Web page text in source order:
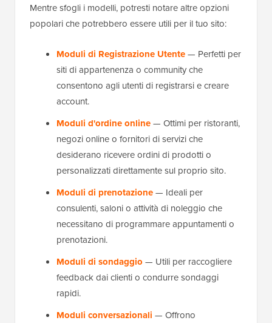
Mentre sfogli i modelli, potresti notare altre opzioni
popolari che potrebbero essere utili per il tuo sito:
Moduli di Registrazione Utente— Perfetti per
siti di appartenenza o community che
consentono agli utenti di registrarsi e creare
account.
Moduli d'ordine online— Ottimi per ristoranti,
negozi online o fornitori di servizi che
desiderano ricevere ordini di prodotti o
personalizzati direttamente sul proprio sito.
Moduli di prenotazione— Ideali per
consulenti, saloni o attività di noleggio che
necessitano di programmare appuntamenti o
prenotazioni.
Moduli di sondaggio — Utili per raccogliere
feedback dai clienti o condurre sondaggi
rapidi.
Moduli conversazionali — Offrono